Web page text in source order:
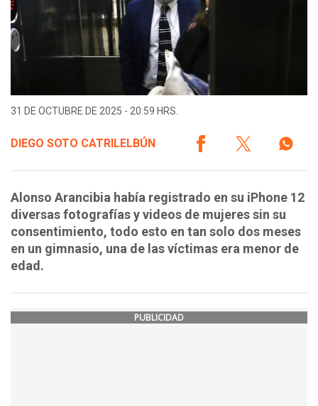
31 DE OCTUBRE DE 2025 - 20:59 HRS.
DIEGO SOTO CATRILELBÚN
Alonso Arancibia había registrado en su iPhone 12
diversas fotografías y videos de mujeres sin su
consentimiento, todo esto en tan solo dos meses
en un gimnasio, una de las víctimas era menor de
edad.
PUBLICIDAD